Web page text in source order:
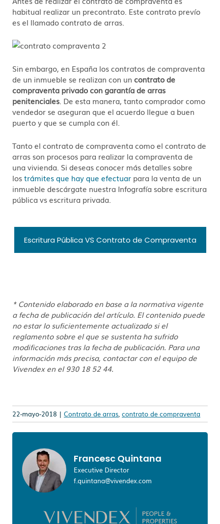
habitual realizar un precontrato. Este contrato prevío
es el llamado contrato de arras.
Sin embargo, en España los contratos de compraventa
de un inmueble se realizan con un contrato de
compraventa privado con garantía de arras
penitenciales . De esta manera, tanto comprador como
vendedor se aseguran que el acuerdo llegue a buen
puerto y que se cumpla con él.
Tanto el contrato de compraventa como el contrato de
arras son procesos para realizar la compraventa de
una vivienda. Si deseas conocer más detalles sobre
lostrámites que hay que efectuar para la venta de un
inmueble descárgate nuestra Infografía sobre escritura
pública vs escritura privada.
Escritura Pública VS Contrato de Compraventa
* Contenido elaborado en base a la normativa vigente
a fecha de publicación del artículo. El contenido puede
no estar lo suficientemente actualizado si el
reglamento sobre el que se sustenta ha sufrido
modificaciones tras la fecha de publicación. Para una
información más precisa, contactar con el equipo de
Vivendex en el 930 18 52 44.
22-mayo-2018 | Contrato de arras, contrato de compraventa
Francesc Quintana
Executive Director
f.quintana@vivendex.com